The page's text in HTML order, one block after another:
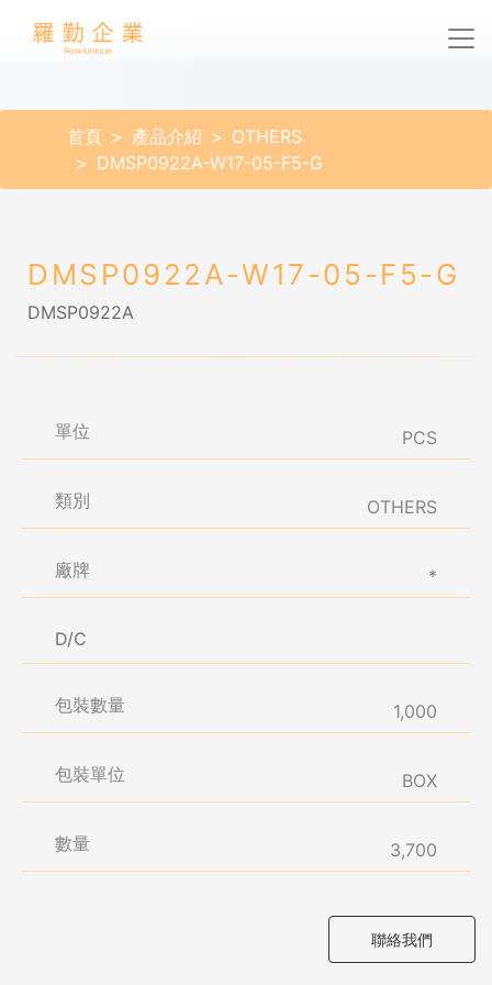
首頁 產品介紹
OTHERS
DMSP0922A-W17-05-F5-G
DMSP0922A-W17-05-F5-G
DMSP0922A
單位 PCS
類別 OTHERS
廠牌 *
D/C
包裝數量 1,000
包裝單位 BOX
數量 3,700
聯絡我們